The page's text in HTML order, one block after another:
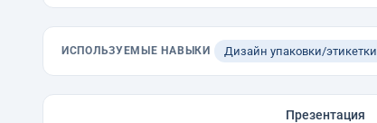
ИСПОЛЬЗУЕМЫЕ НАВЫКИ Дизайн упаковки/этикетки
Презентация